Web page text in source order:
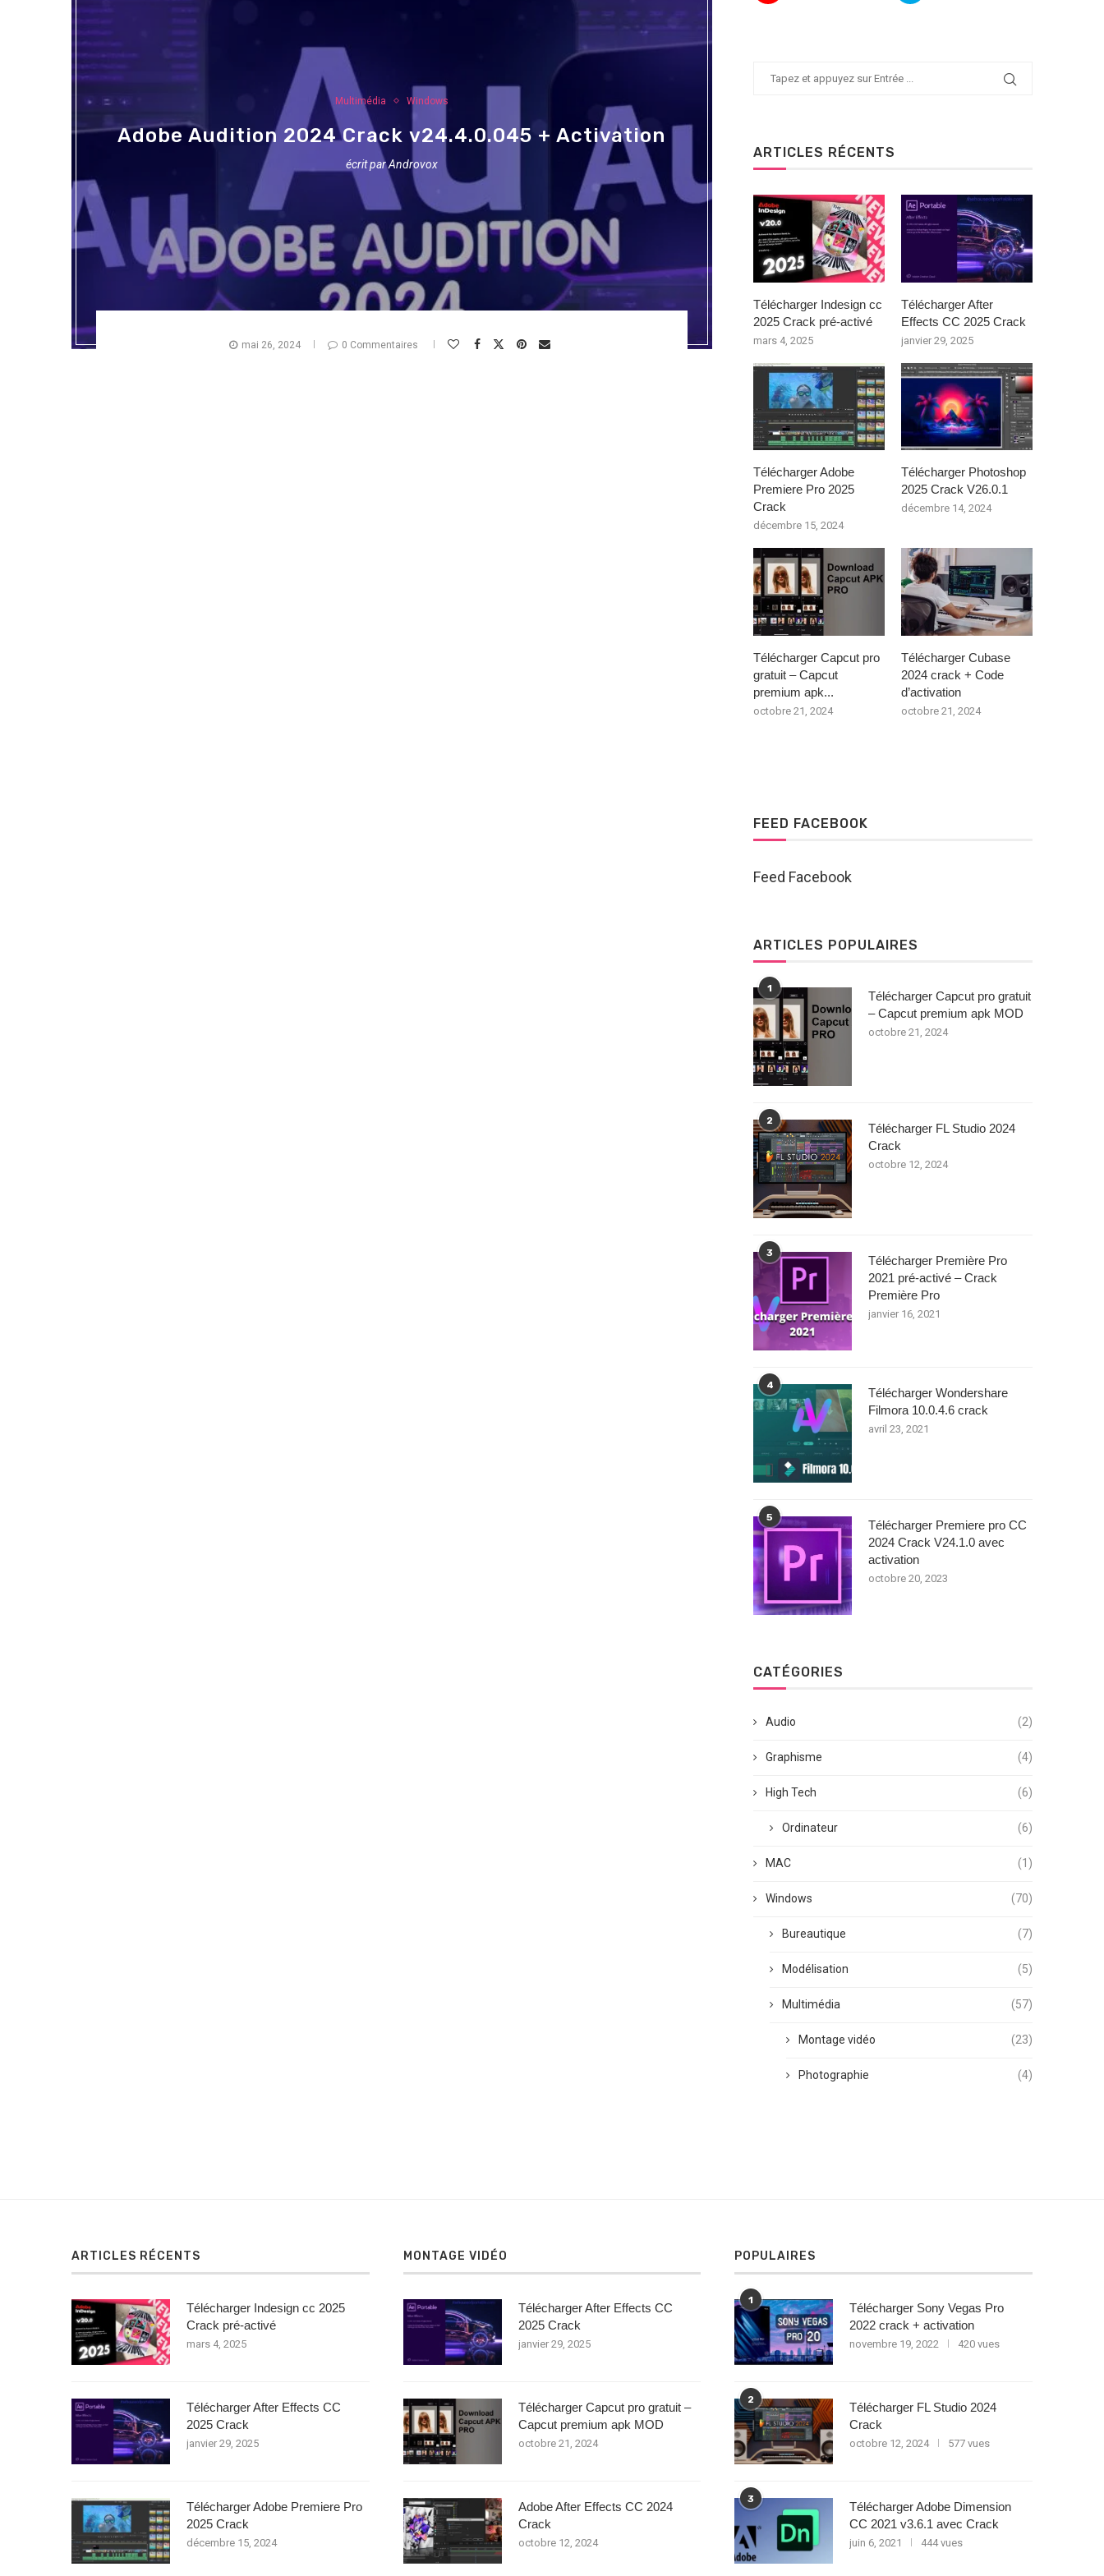
Multimédia Windows
Adobe Audition 2024 Crack v24.4.0.045 + Activation
écrit parAndrovox
mai 26, 2024 0 Commentaires
ARTICLES RÉCENTS
Télécharger Indesign cc
2025 Crack pré-activé
mars 4, 2025
Télécharger After
Effects CC 2025 Crack
janvier 29, 2025
Télécharger Adobe
Premiere Pro 2025
Crack
décembre 15, 2024
Télécharger Photoshop
2025 Crack V26.0.1
décembre 14, 2024
Télécharger Capcut pro
gratuit – Capcut
premium apk...
octobre 21, 2024
Télécharger Cubase
2024 crack + Code
d’activation
octobre 21, 2024
FEED FACEBOOK
Feed Facebook
ARTICLES POPULAIRES
1
Télécharger Capcut pro gratuit
– Capcut premium apk MOD
octobre 21, 2024
2
Télécharger FL Studio 2024
Crack
octobre 12, 2024
3
Télécharger Première Pro
2021 pré-activé – Crack
Première Pro
janvier 16, 2021
4
Télécharger Wondershare
Filmora 10.0.4.6 crack
avril 23, 2021
5
Télécharger Premiere pro CC
2024 Crack V24.1.0 avec
activation
octobre 20, 2023
CATÉGORIES
Audio (2)
Graphisme (4)
High Tech (6)
Ordinateur (6)
MAC (1)
Windows (70)
Bureautique (7)
Modélisation (5)
Multimédia (57)
Montage vidéo (23)
Photographie (4)
ARTICLES RÉCENTS
Télécharger Indesign cc 2025
Crack pré-activé
mars 4, 2025
Télécharger After Effects CC
2025 Crack
janvier 29, 2025
Télécharger Adobe Premiere Pro
2025 Crack
décembre 15, 2024
MONTAGE VIDÉO
Télécharger After Effects CC
2025 Crack
janvier 29, 2025
Télécharger Capcut pro gratuit –
Capcut premium apk MOD
octobre 21, 2024
Adobe After Effects CC 2024
Crack
octobre 12, 2024
POPULAIRES
1
Télécharger Sony Vegas Pro
2022 crack + activation
novembre 19, 2022 420 vues
2
Télécharger FL Studio 2024
Crack
octobre 12, 2024 577 vues
3
Télécharger Adobe Dimension
CC 2021 v3.6.1 avec Crack
juin 6, 2021 444 vues